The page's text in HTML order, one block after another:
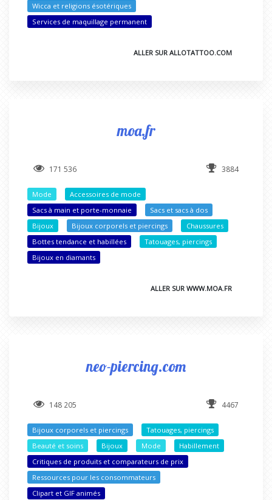
Wicca et religions ésotériques
Services de maquillage permanent
ALLER SUR ALLOTATTOO.COM
moa.fr
171 536 3884
Mode
Accessoires de mode
Sacs à main et porte-monnaie
Sacs et sacs à dos
Bijoux
Bijoux corporels et piercings
Chaussures
Bottes tendance et habillées
Tatouages, piercings
Bijoux en diamants
ALLER SUR WWW.MOA.FR
neo-piercing.com
148 205 4467
Bijoux corporels et piercings
Tatouages, piercings
Beauté et soins
Bijoux Mode
Habillement
Critiques de produits et comparateurs de prix
Ressources pour les consommateurs
Clipart et GIF animés